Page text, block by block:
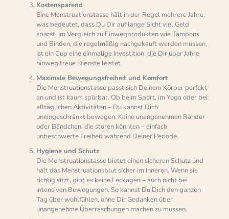
Kostensparend
Eine Menstruationstasse hält in der Regel mehrere Jahre,
was bedeutet, dass Du Dir auf lange Sicht viel Geld
sparst. Im Vergleich zu Einwegprodukten wie Tampons
und Binden, die regelmäßig nachgekauft werden müssen,
ist ein Cup eine einmalige Investition, die Dir über Jahre
hinweg treue Dienste leistet.
Maximale Bewegungsfreiheit und Komfort
Die Menstruationstasse passt sich Deinem Körper perfekt
an und ist kaum spürbar. Ob beim Sport, im Yoga oder bei
alltäglichen Aktivitäten – Du kannst Dich
uneingeschränkt bewegen. Keine unangenehmen Ränder
oder Bändchen, die stören könnten – einfach
unbeschwerte Freiheit während Deiner Periode.
Hygiene und Schutz
Die Menstruationstasse bietet einen sicheren Schutz und
hält das Menstruationsblut sicher im Inneren. Wenn sie
richtig sitzt, gibt es keine Leckagen – auch nicht bei
intensiven Bewegungen. So kannst Du Dich den ganzen
Tag über wohlfühlen, ohne Dir Gedanken über
unangenehme Überraschungen machen zu müssen.